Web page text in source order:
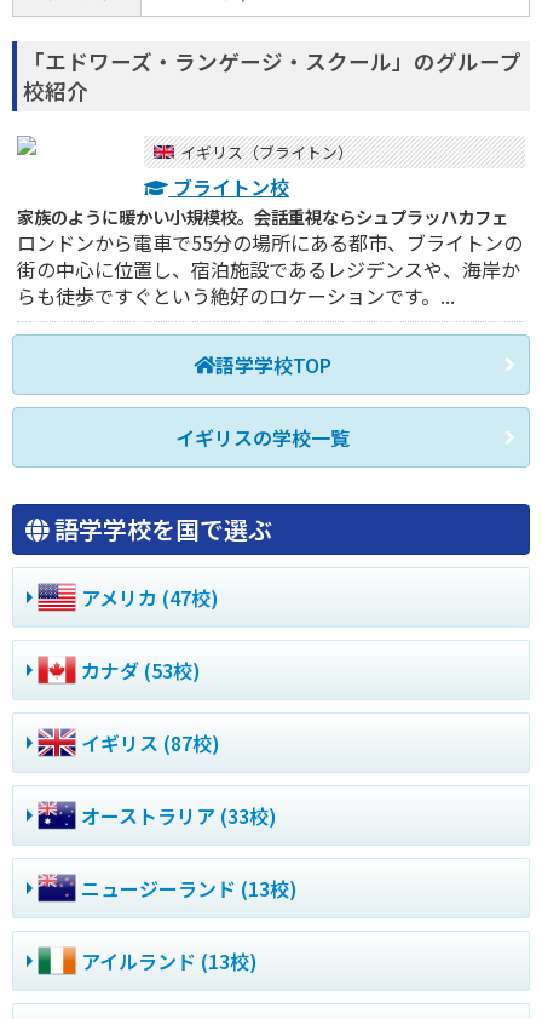
「エドワーズ・ランゲージ・スクール」のグループ
校紹介
イギリス（ブライトン）
ブライトン校
家族のように暖かい小規模校。会話重視ならシュプラッハカフェ
ロンドンから電車で55分の場所にある都市、ブライトンの
街の中心に位置し、宿泊施設であるレジデンスや、海岸か
らも徒歩ですぐという絶好のロケーションです。...
語学学校TOP
イギリスの学校一覧
語学学校を国で選ぶ
アメリカ (47校)
カナダ (53校)
イギリス (87校)
オーストラリア (33校)
ニュージーランド (13校)
アイルランド (13校)